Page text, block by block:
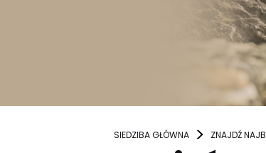
SIEDZIBA GŁÓWNA ZNAJDŹ